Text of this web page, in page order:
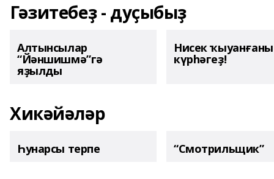
Гәзитебеҙ - дуҫыбыҙ
Алтынсылар
“Йәншишмә”гә
яҙылды
Нисек
күрһәгеҙ!
Хикәйәләр
Һунарсы терпе “Смотрильщик”